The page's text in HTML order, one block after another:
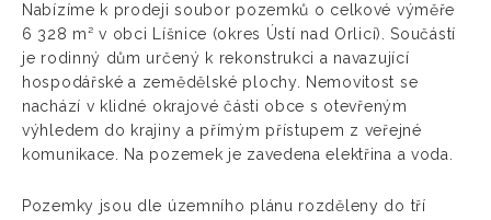
Nabízíme k prodeji soubor pozemků o celkové výměře
6 328 m² v obci Líšnice (okres Ústí nad Orlicí). Součástí
je rodinný dům určený k rekonstrukci a navazující
hospodářské a zemědělské plochy. Nemovitost se
nachází v klidné okrajové části obce s otevřeným
výhledem do krajiny a přímým přístupem z veřejné
komunikace. Na pozemek je zavedena elektřina a voda.
Pozemky jsou dle územního plánu rozděleny do tří